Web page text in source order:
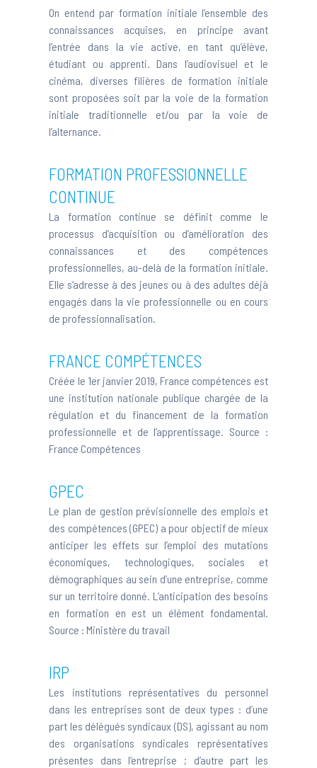
On entend par formation initiale l’ensemble des
connaissances acquises, en principe avant
l’entrée dans la vie active, en tant qu’élève,
étudiant ou apprenti. Dans l’audiovisuel et le
cinéma, diverses filières de formation initiale
sont proposées soit par la voie de la formation
initiale traditionnelle et/ou par la voie de
l’alternance.
FORMATION PROFESSIONNELLE
CONTINUE
La formation continue se définit comme le
processus d’acquisition ou d’amélioration des
connaissances et des compétences
professionnelles, au-delà de la formation initiale.
Elle s’adresse à des jeunes ou à des adultes déjà
engagés dans la vie professionnelle ou en cours
de professionnalisation.
FRANCE COMPÉTENCES
Créée le 1er janvier 2019, France compétences est
une institution nationale publique chargée de la
régulation et du financement de la formation
professionnelle et de l’apprentissage. Source :
France Compétences
GPEC
Le plan de gestion prévisionnelle des emplois et
des compétences (GPEC) a pour objectif de mieux
anticiper les effets sur l’emploi des mutations
économiques, technologiques, sociales et
démographiques au sein d’une entreprise, comme
sur un territoire donné. L’anticipation des besoins
en formation en est un élément fondamental.
Source :Ministère du travail
IRP
Les institutions représentatives du personnel
dans les entreprises sont de deux types : d’une
part les délégués syndicaux (DS), agissant au nom
des organisations syndicales représentatives
présentes dans l’entreprise ; d’autre part les